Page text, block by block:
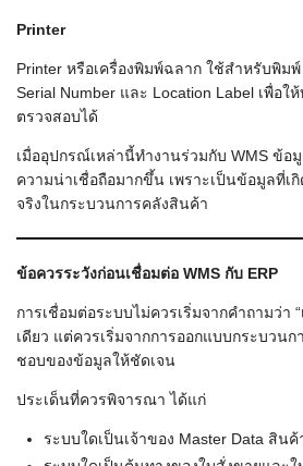
Printer
Printer หรือเครื่องพิมพ์ฉลาก ใช้สำหรับพิมพ์
Serial Number และ Location Label เพื่อ
ตรวจสอบได้
เมื่ออุปกรณ์เหล่านี้ทำงานร่วมกับ WMS ข้อ
ความน่าเชื่อถือมากขึ้น เพราะเป็นข้อมูลที่เ
จริงในกระบวนการคลังสินค้า
ข้อควรระวังก่อนเชื่อมต่อ WMS กับ ERP
การเชื่อมต่อระบบไม่ควรเริ่มจากคำถามว่า “
เดียว แต่ควรเริ่มจากการออกแบบกระบวน
ชอบของข้อมูลให้ชัดเจน
ประเด็นที่ควรพิจารณา ได้แก่
ระบบใดเป็นเจ้าของ Master Data สินค้